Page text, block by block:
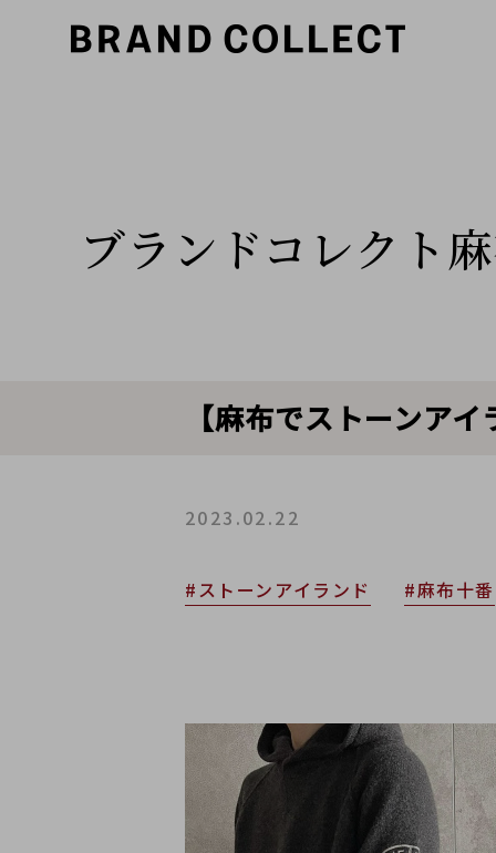
ブランドコレクト
【麻布でストーンア
2023.02.22
#ストーンアイランド #麻布十番